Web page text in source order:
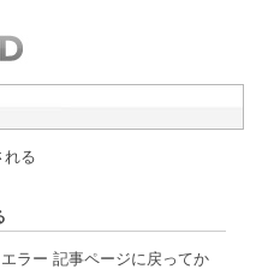
れる
ラー 記事ページに戻ってか